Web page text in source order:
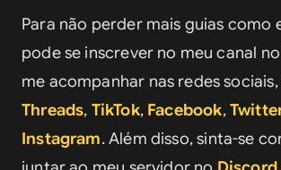
Para não perder mais guias como
pode se inscrever no meu canal
Threads, TikTok, Facebook,
Instagram. Além disso, sinta-se